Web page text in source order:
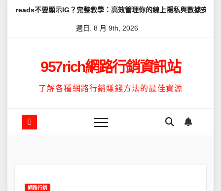
IG？完整教學：高效管理你的線上隱私與數據安全 怎麼讓
週日. 8 月 9th, 2026
957rich網路行銷資訊站
了解各種網路行銷賺錢方法的最佳資源
網路行銷